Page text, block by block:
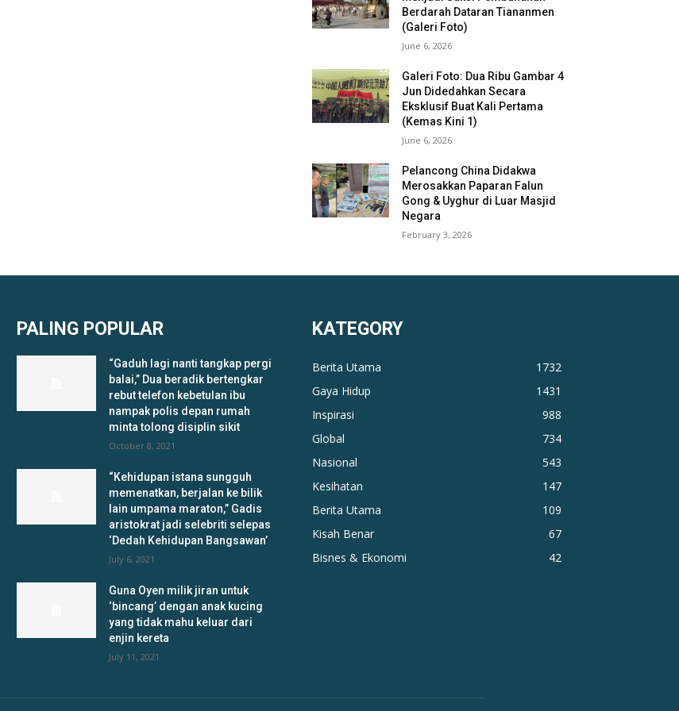
Berdarah Dataran Tiananmen
(Galeri Foto)
June 6, 2026
Galeri Foto: Dua Ribu Gambar 4
Jun Didedahkan Secara
Eksklusif Buat Kali Pertama
(Kemas Kini 1)
June 6, 2026
Pelancong China Didakwa
Merosakkan Paparan Falun
Gong & Uyghur di Luar Masjid
Negara
February 3, 2026
PALING POPULAR
“Gaduh lagi nanti tangkap pergi
balai,” Dua beradik bertengkar
rebut telefon kebetulan ibu
nampak polis depan rumah
minta tolong disiplin sikit
October 8, 2021
“Kehidupan istana sungguh
memenatkan, berjalan ke bilik
lain umpama maraton,” Gadis
aristokrat jadi selebriti selepas
‘Dedah Kehidupan Bangsawan’
July 6, 2021
Guna Oyen milik jiran untuk
‘bincang’ dengan anak kucing
yang tidak mahu keluar dari
enjin kereta
July 11, 2021
KATEGORY
Berita Utama
1732
Gaya Hidup
1431
Inspirasi
988
Global
734
Nasional
543
Kesihatan
147
Berita Utama
109
Kisah Benar
67
Bisnes & Ekonomi
42